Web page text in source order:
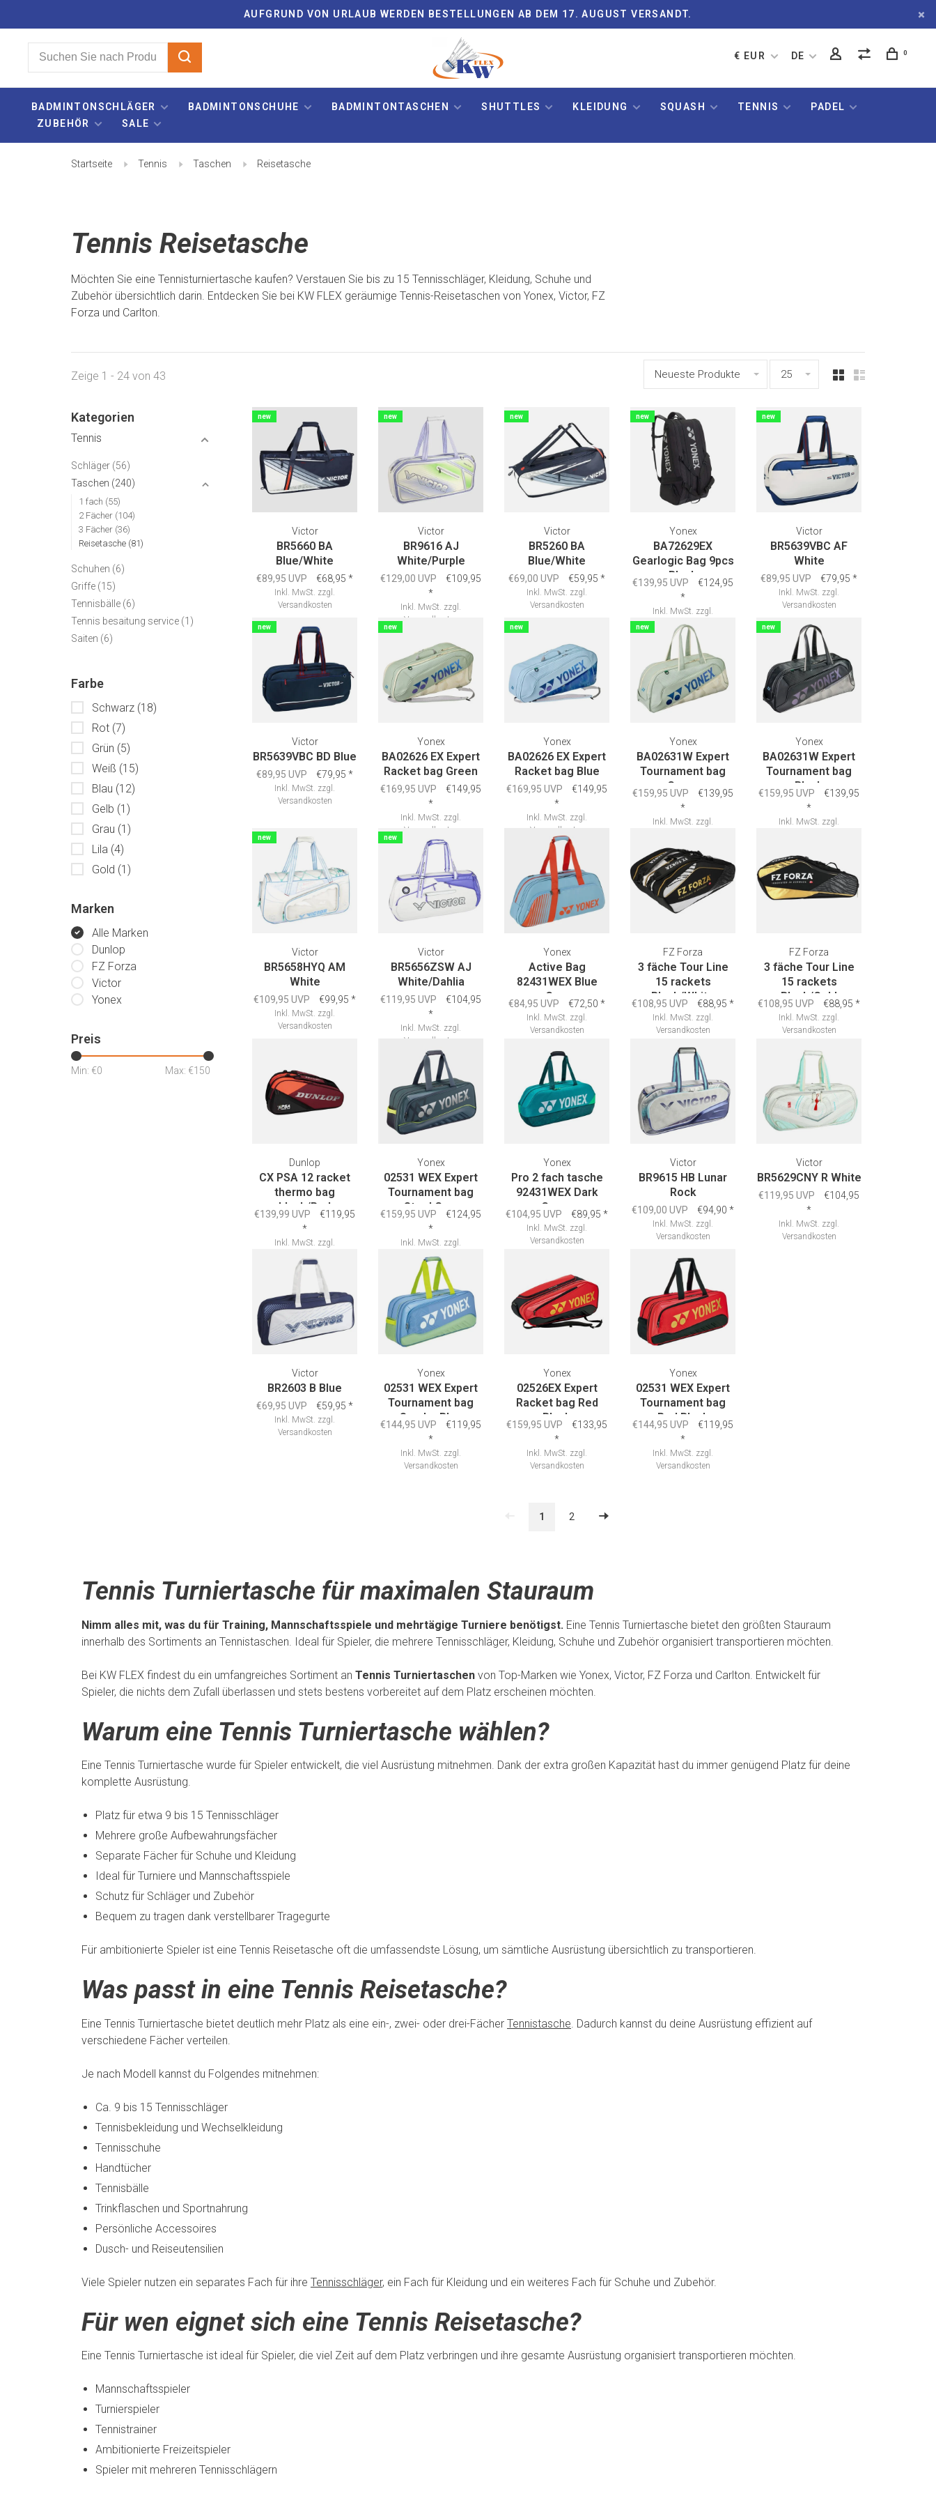
AUFGRUND VON URLAUB WERDEN BESTELLUNGEN AB DEM 17. AUGUST VERSANDT.
€ EUR DE 0
BADMINTONSCHLÄGER BADMINTONSCHUHE BADMINTONTASCHEN SHUTTLES KLEIDUNG SQUASH TENNIS
PADEL
ZUBEHÖR
SALE
Startseite Tennis Taschen Reisetasche
Tennis Reisetasche
Möchten Sie eine Tennisturniertasche kaufen? Verstauen Sie bis zu 15 Tennisschläger, Kleidung, Schuhe und
Zubehör übersichtlich darin. Entdecken Sie bei KW FLEX geräumige Tennis-Reisetaschen von Yonex, Victor, FZ
Forza und Carlton.
Zeige 1 - 24 von 43 Neueste Produkte 25
Kategorien
Tennis
Schläger (56)
Taschen (240)
1 fach (55)
2 Fächer (104)
3 Fächer (36)
Reisetasche (81)
Schuhen (6)
Griffe (15)
Tennisbälle (6)
Tennis besaitung service (1)
Saiten (6)
Farbe
Schwarz (18)
Rot (7)
Grün (5)
Weiß (15)
Blau (12)
Gelb (1)
Grau (1)
Lila (4)
Gold (1)
Marken
Alle Marken
Dunlop
FZ Forza
Victor
Yonex
Preis
Min: €0 Max: €150
new
Victor
BR5660 BA
Blue/White
€89,95 UVP €68,95 *
Inkl. MwSt. zzgl.
Versandkosten
new
Victor
BR9616 AJ
White/Purple
€129,00 UVP
€109,95
*
Inkl. MwSt. zzgl.
Versandkosten
new
Victor
BR5260 BA
Blue/White
€69,00 UVP €59,95 *
Inkl. MwSt. zzgl.
Versandkosten
new
Yonex
BA72629EX
Gearlogic Bag 9pcs
Black
€139,95 UVP
€124,95
*
Inkl. MwSt. zzgl.
Versandkosten
new
Victor
BR5639VBC AF
White
€89,95 UVP €79,95 *
Inkl. MwSt. zzgl.
Versandkosten
new
Victor
BR5639VBC BD Blue
€89,95 UVP €79,95 *
Inkl. MwSt. zzgl.
Versandkosten
new
Yonex
BA02626 EX Expert
Racket bag Green
€169,95 UVP
€149,95
*
Inkl. MwSt. zzgl.
Versandkosten
new
Yonex
BA02626 EX Expert
Racket bag Blue
€169,95 UVP
€149,95
*
Inkl. MwSt. zzgl.
Versandkosten
new
Yonex
BA02631W Expert
Tournament bag
Green
€159,95 UVP
€139,95
*
Inkl. MwSt. zzgl.
new
Yonex
BA02631W Expert
Tournament bag
Black
€159,95 UVP
€139,95
*
Inkl. MwSt. zzgl.
new
Victor
BR5658HYQ AM
White
€109,95 UVP €99,95 *
Inkl. MwSt. zzgl.
Versandkosten
new
Victor
BR5656ZSW AJ
White/Dahlia
€119,95 UVP
€104,95
*
Inkl. MwSt. zzgl.
Versandkosten
Yonex
Active Bag
82431WEX Blue
Gray
€84,95 UVP €72,50 *
Inkl. MwSt. zzgl.
Versandkosten
FZ Forza
3 fäche Tour Line
15 rackets
Black/White
€108,95 UVP €88,95 *
Inkl. MwSt. zzgl.
Versandkosten
FZ Forza
3 fäche Tour Line
15 rackets
Black/Gold
€108,95 UVP €88,95 *
Inkl. MwSt. zzgl.
Versandkosten
Dunlop
CX PSA 12 racket
thermo bag
black/Red
€139,99 UVP
€119,95
*
Inkl. MwSt. zzgl.
Yonex
02531 WEX Expert
Tournament bag
Steel Gray
€159,95 UVP
€124,95
*
Inkl. MwSt. zzgl.
Versandkosten
Yonex
Pro 2 fach tasche
92431WEX Dark
Green
€104,95 UVP €89,95 *
Inkl. MwSt. zzgl.
Versandkosten
Victor
BR9615 HB Lunar
Rock
€109,00 UVP €94,90 *
Inkl. MwSt. zzgl.
Versandkosten
Victor
BR5629CNY R White
€119,95 UVP
€104,95
*
Inkl. MwSt. zzgl.
Versandkosten
Victor
BR2603 B Blue
€69,95 UVP €59,95 *
Inkl. MwSt. zzgl.
Versandkosten
Yonex
02531 WEX Expert
Tournament bag
Smoke Blue
€144,95 UVP
€119,95
*
Inkl. MwSt. zzgl.
Versandkosten
Yonex
02526EX Expert
Racket bag Red
Black
€159,95 UVP
€133,95
*
Inkl. MwSt. zzgl.
Versandkosten
Yonex
02531 WEX Expert
Tournament bag
Red Black
€144,95 UVP
€119,95
*
Inkl. MwSt. zzgl.
Versandkosten
1 2
Tennis Turniertasche für maximalen Stauraum
Nimm alles mit, was du für Training, Mannschaftsspiele und mehrtägige Turniere benötigst. Eine Tennis Turniertasche bietet den größten Stauraum
innerhalb des Sortiments an Tennistaschen. Ideal für Spieler, die mehrere Tennisschläger, Kleidung, Schuhe und Zubehör organisiert transportieren möchten.
Bei KW FLEX findest du ein umfangreiches Sortiment an Tennis Turniertaschen von Top-Marken wie Yonex, Victor, FZ Forza und Carlton. Entwickelt für
Spieler, die nichts dem Zufall überlassen und stets bestens vorbereitet auf dem Platz erscheinen möchten.
Warum eine Tennis Turniertasche wählen?
Eine Tennis Turniertasche wurde für Spieler entwickelt, die viel Ausrüstung mitnehmen. Dank der extra großen Kapazität hast du immer genügend Platz für deine
komplette Ausrüstung.
Platz für etwa 9 bis 15 Tennisschläger
Mehrere große Aufbewahrungsfächer
Separate Fächer für Schuhe und Kleidung
Ideal für Turniere und Mannschaftsspiele
Schutz für Schläger und Zubehör
Bequem zu tragen dank verstellbarer Tragegurte
Für ambitionierte Spieler ist eine Tennis Reisetasche oft die umfassendste Lösung, um sämtliche Ausrüstung übersichtlich zu transportieren.
Was passt in eine Tennis Reisetasche?
Eine Tennis Turniertasche bietet deutlich mehr Platz als eine ein-, zwei- oder drei-Fächer Tennistasche . Dadurch kannst du deine Ausrüstung effizient auf
verschiedene Fächer verteilen.
Je nach Modell kannst du Folgendes mitnehmen:
Ca. 9 bis 15 Tennisschläger
Tennisbekleidung und Wechselkleidung
Tennisschuhe
Handtücher
Tennisbälle
Trinkflaschen und Sportnahrung
Persönliche Accessoires
Dusch- und Reiseutensilien
Viele Spieler nutzen ein separates Fach für ihre Tennisschläger, ein Fach für Kleidung und ein weiteres Fach für Schuhe und Zubehör.
Für wen eignet sich eine Tennis Reisetasche?
Eine Tennis Turniertasche ist ideal für Spieler, die viel Zeit auf dem Platz verbringen und ihre gesamte Ausrüstung organisiert transportieren möchten.
Mannschaftsspieler
Turnierspieler
Tennistrainer
Ambitionierte Freizeitspieler
Spieler mit mehreren Tennisschlägern